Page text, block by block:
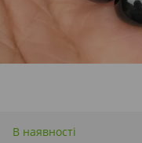
В наявності